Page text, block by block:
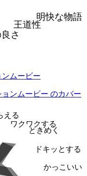
明快な物語
王道性
さ
ムービー
える
ワクワクする
ときめく
ドキッとする
かっこいい